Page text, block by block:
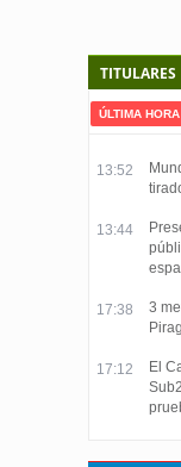
TITULARES
ÚLTIMA HORA
13:52
13:44
17:38
3
17:12
El